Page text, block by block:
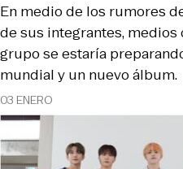
03 ENERO
En medio de los rumores
de sus integrantes, medios
grupo se estaría
mundial y un nuevo álbum.